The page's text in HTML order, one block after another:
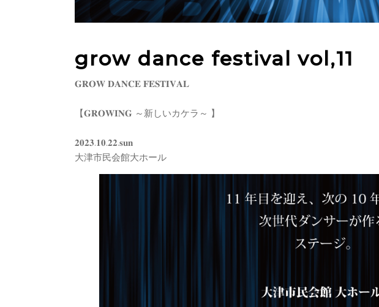
grow dance festival vol,11
𝐆𝐑𝐎𝐖 𝐃𝐀𝐍𝐂𝐄 𝐅𝐄𝐒𝐓𝐈𝐕𝐀𝐋
【𝐆𝐑𝐎𝐖𝐈𝐍𝐆 ～新しいカケラ～ 】
𝟐𝟎𝟐𝟑.𝟏𝟎.𝟐𝟐.𝐬𝐮𝐧
大津市民会館大ホール